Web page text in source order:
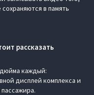
в память
рассказать
дюйма каждый:
дисплей комплекса и